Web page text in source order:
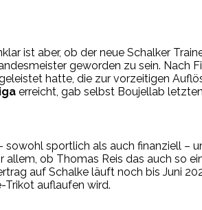
ist aber, ob der neue Schalker
geworden zu sein. Nach
hatte, die zur vorzeitigen
erreicht, gab selbst Boujellab
sportlich als auch finanziell –
ob Thomas Reis das auch so
auf Schalke läuft noch bis Juni
Trikot auflaufen wird.